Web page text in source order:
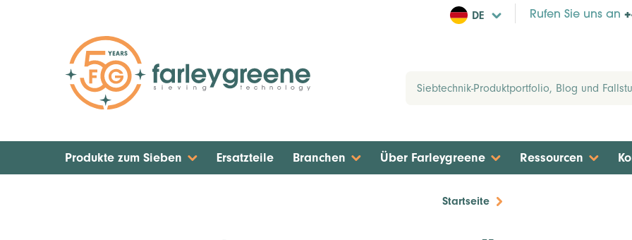
DE Rufen Sie uns an
Produkte zum Sieben Ersatzteile Branchen Über Farleygreene Ressourcen
Startseite